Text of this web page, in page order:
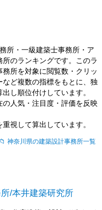
所・一級建築士事務所・ア
のランキングです。このラ
務所を対象に閲覧数・クリッ
ど複数の指標をもとに、独
し順位付けしています。
人気・注目度・評価を反映
視して算出しています。
神奈川県の建築設計事務所一覧
/本井建築研究所